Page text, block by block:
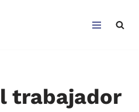
trabajador